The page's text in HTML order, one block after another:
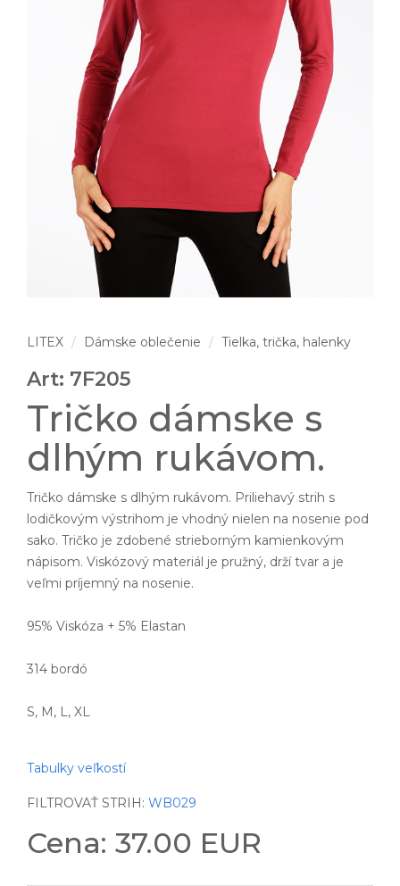
LITEX Dámske oblečenie Tielka, trička, halenky
Art: 7F205
Tričko dámske s
dlhým rukávom.
Tričko dámske s dlhým rukávom. Priliehavý strih s
lodičkovým výstrihom je vhodný nielen na nosenie pod
sako. Tričko je zdobené strieborným kamienkovým
nápisom. Viskózový materiál je pružný, drží tvar a je
veľmi príjemný na nosenie.
95% Viskóza + 5% Elastan
314 bordó
S, M, L, XL
Tabulky veľkostí
FILTROVAŤ STRIH: WB029
Cena: 37.00 EUR